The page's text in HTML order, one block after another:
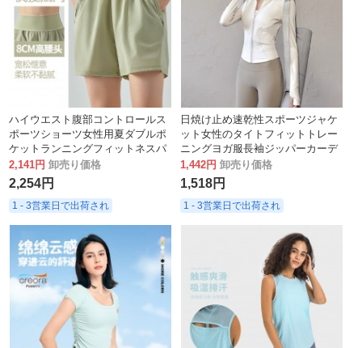
ハイウエスト腹部コントロールス
ポーツショーツ女性用夏ダブルポ
ケットランニングフィットネスパ
ンツルーズカジュアル通気性ヨガ
ショーツ
2,141円 卸売り価格
2,254円
1 - 3営業日で出荷され
日焼け止め速乾性スポーツジャケ
ット女性のタイトフィットトレー
ニングヨガ服長袖ジッパーカーデ
ィガンランニングフィットネス服
夏
1,442円 卸売り価格
1,518円
1 - 3営業日で出荷され